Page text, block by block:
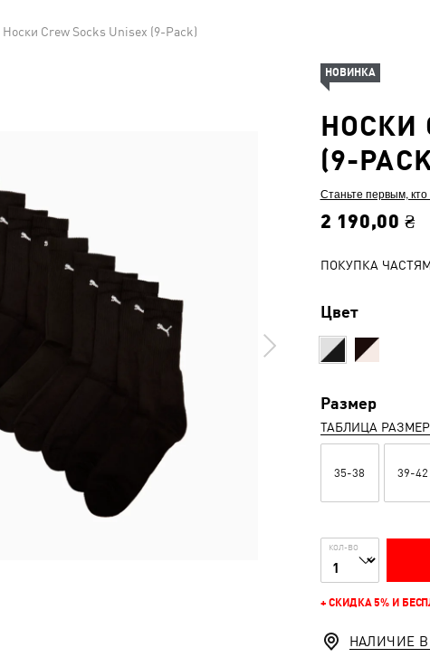
Носки Crew Socks Unisex (9-Pack)
НОСКИ
(9-
Станьте первым,
2 190,00 ₴
ПОКУПКА
Цвет
Размер
ТАБЛИЦА
35-38 39-42
КОЛ-ВО
+ СКИДКА 5% И
НОВИНКА
НАЛИЧИЕ